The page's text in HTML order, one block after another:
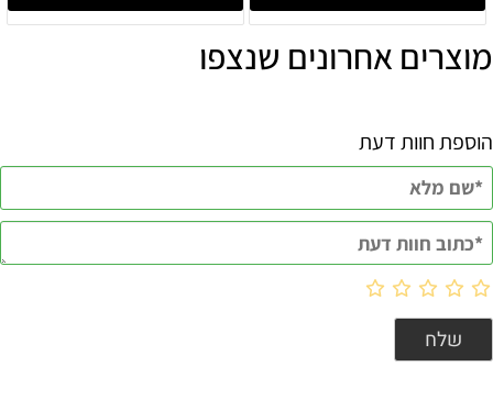
מוצרים אחרונים שנצפו
הוספת חוות דעת